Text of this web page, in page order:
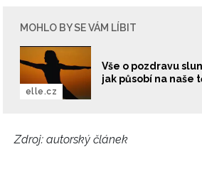
MOHLO BY SE VÁM LÍBIT
Vše o pozdravu
jak působí na naše
elle.cz
Zdroj: autorský článek